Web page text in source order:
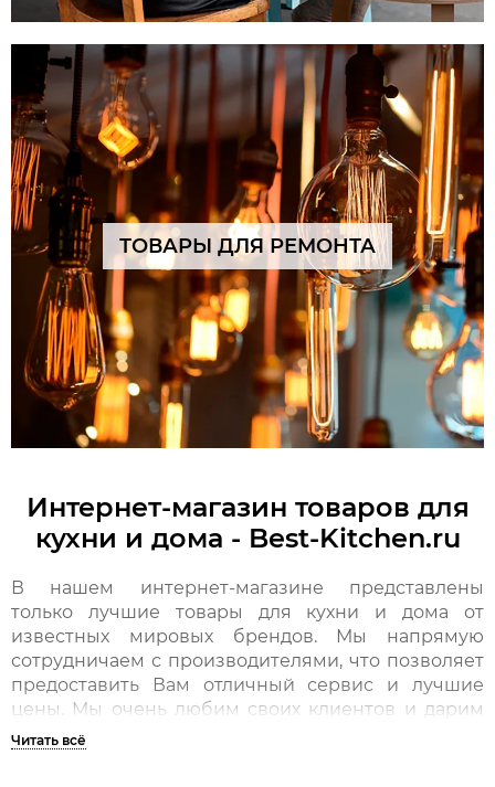
ТОВАРЫ ДЛЯ РЕМОНТА
Интернет-магазин товаров для
кухни и дома - Best-Kitchen.ru
В нашем интернет-магазине представлены
только лучшие товары для кухни и дома от
известных мировых брендов. Мы напрямую
сотрудничаем с производителями, что позволяет
предоставить Вам отличный сервис и лучшие
цены. Мы очень любим своих клиентов и дарим
бонусные рубли за покупки, которыми Вы можете